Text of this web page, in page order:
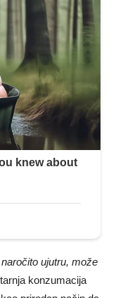
ujutru, može
konzumacija